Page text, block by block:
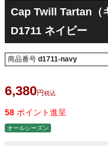
Cap Twill Tartan（
D1711 ネイビー
商品番号 d1711-navy
6,380 税込
58 ポイント進呈
オールシーズン